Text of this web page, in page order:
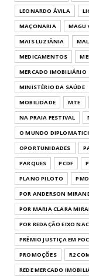
LEONARDO ÁVILA
MAÇONARIA
MAGU
MAIS LUZIÂNIA
MEDICAMENTOS
MERCADO IMOBILIÁRIO
MINISTÉRIO DA SAÚDE
MOBILIDADE
MTE
NA PRAIA FESTIVAL
O MUNDO
OPORTUNIDADES
PARQUES
PCDF
PLANO PILOTO
POR ANDERSON
POR MARIA CLARA
POR REDAÇÃO EIXO
PRÊMIO JUSTIÇA EM
PROMOÇÕES
R2
REDE MERCADO